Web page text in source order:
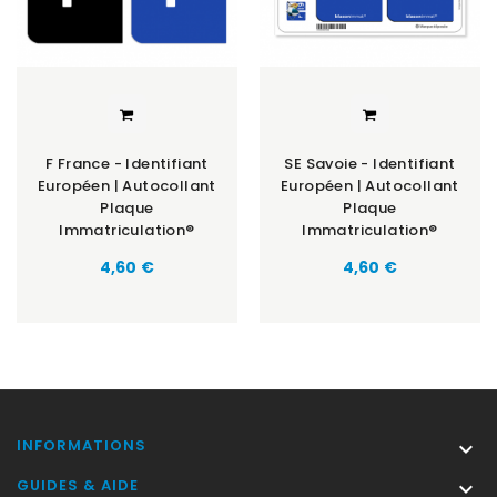
F France - Identifiant
Européen | Autocollant
Plaque
Immatriculation®
Prix
4,60 €
SE Savoie - Identifiant
Européen | Autocollant
Plaque
Immatriculation®
Prix
4,60 €
INFORMATIONS 
GUIDES & AIDE 